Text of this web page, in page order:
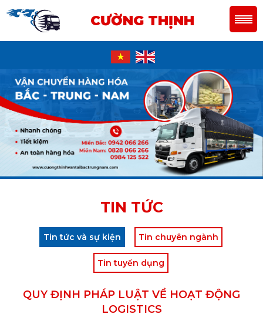
CƯỜNG THỊNH
TIN TỨC
Tin tức và sự kiện Tin chuyên ngành
Tin tuyển dụng
QUY ĐỊNH PHÁP LUẬT VỀ HOẠT ĐỘNG
LOGISTICS